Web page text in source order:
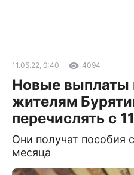
11.05.22, 0:40 4094
Новые выплаты
жителям
перечислять с
Они получат пособия
месяца